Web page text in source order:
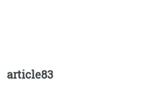
article83